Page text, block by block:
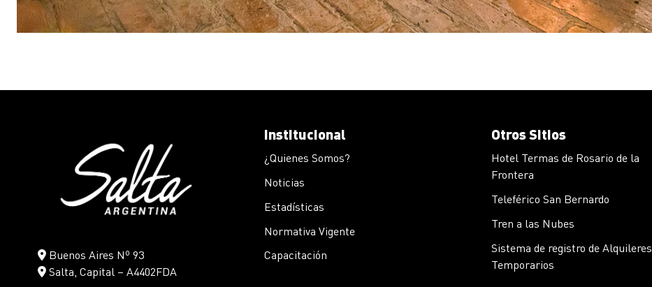
Buenos Aires Nº 93
Salta, Capital – A4402FDA
Institucional
¿Quienes Somos?
Noticias
Estadísticas
Normativa Vigente
Capacitación
Otros Sitios
Hotel Termas de Rosario de la
Frontera
Teleférico San Bernardo
Tren a las Nubes
Sistema de registro de Alquileres
Temporarios